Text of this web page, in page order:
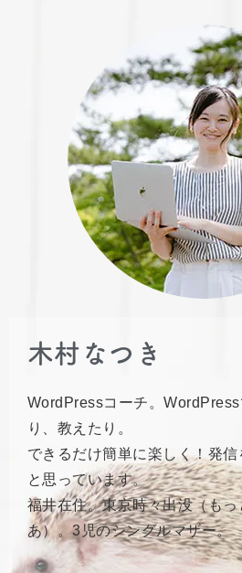
木村なつき
WordPressコーチ。
り、教えたり。
できるだけ簡単に楽しく！発
と思っています。
福井在住。東京時々出没（も
あ）。3児のシングルマザー。